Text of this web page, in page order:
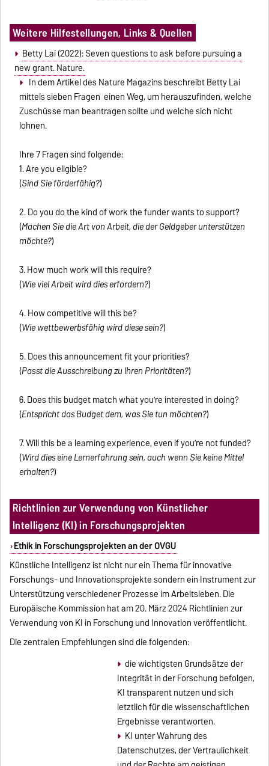
Weitere Hilfestellungen, Links & Quellen
Betty Lai (2022): Seven questions to ask before pursuing a
new grant. Nature.
In dem Artikel des Nature Magazins beschreibt Betty Lai
mittels sieben Fragen einen Weg, um herauszufinden, welche
Zuschüsse man beantragen sollte und welche sich nicht
lohnen.
Ihre 7 Fragen sind folgende:
1. Are you eligible?
(Sind Sie förderfähig?)
2. Do you do the kind of work the funder wants to support?
(Machen Sie die Art von Arbeit, die der Geldgeber unterstützen
möchte?)
3. How much work will this require?
(Wie viel Arbeit wird dies erfordern?)
4. How competitive will this be?
(Wie wettbewerbsfähig wird diese sein?)
5. Does this announcement fit your priorities?
(Passt die Ausschreibung zu Ihren Prioritäten?)
6. Does this budget match what you’re interested in doing?
(Entspricht das Budget dem, was Sie tun möchten?)
7. Will this be a learning experience, even if you’re not funded?
(Wird dies eine Lernerfahrung sein, auch wenn Sie keine Mittel
erhalten?)
Richtlinien zur Verwendung von Künstlicher
Intelligenz (KI) in Forschungsprojekten
Ethik in Forschungsprojekten an der OVGU
Künstliche Intelligenz ist nicht nur ein Thema für innovative
Forschungs- und Innovationsprojekte sondern ein Instrument zur
Unterstützung verschiedener Prozesse im Arbeitsleben. Die
Europäische Kommission hat am 20. März 2024 Richtlinien zur
Verwendung von KI in Forschung und Innovation veröffentlicht.
Die zentralen Empfehlungen sind die folgenden:
die wichtigsten Grundsätze der
Integrität in der Forschung befolgen,
KI transparent nutzen und sich
letztlich für die wissenschaftlichen
Ergebnisse verantworten.
KI unter Wahrung des
Datenschutzes, der Vertraulichkeit